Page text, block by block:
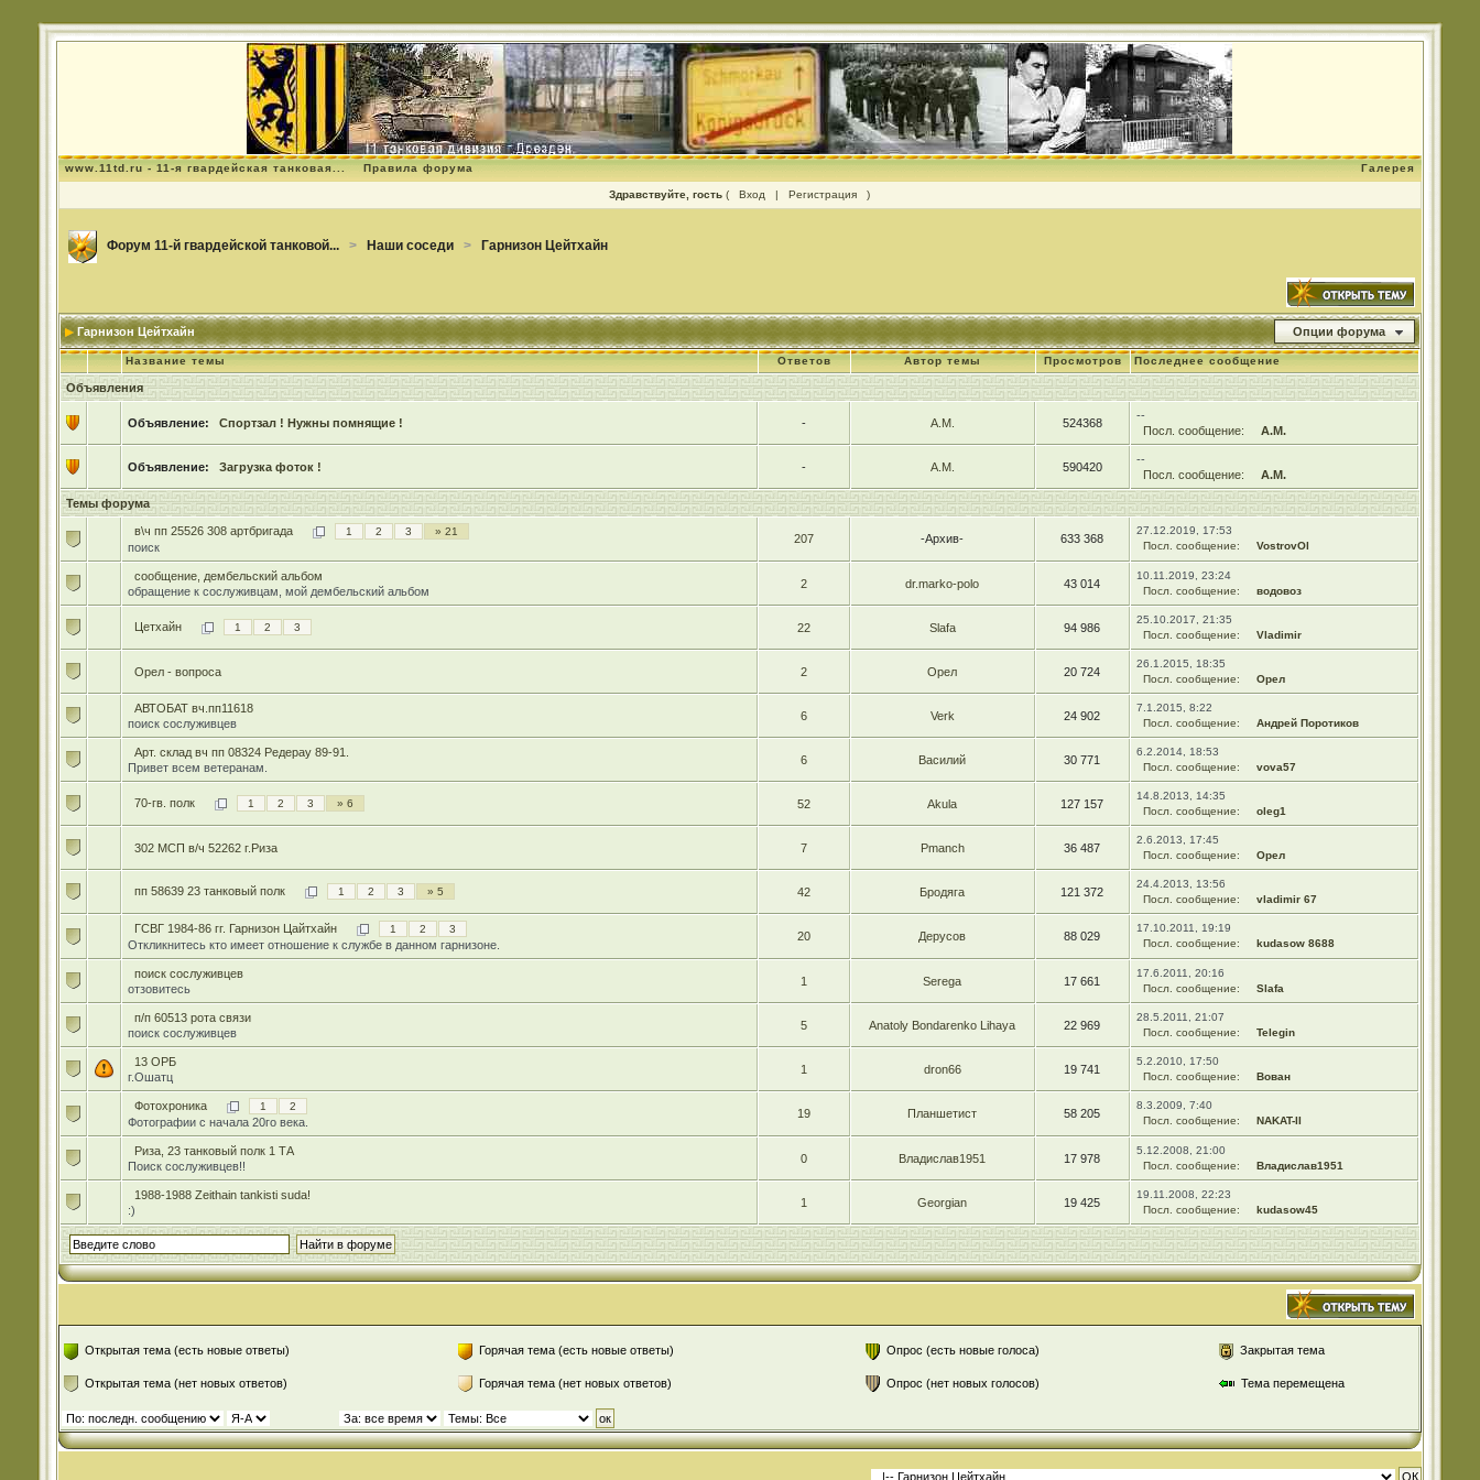
www.11td.ru - 11-я гвардейская танковая... Правила форума Галерея
Здравствуйте, гость ( Вход | Регистрация )
Форум 11-й гвардейской танковой... > Наши соседи > Гарнизон Цейтхайн
Гарнизон Цейтхайн Опции форума
Название темы Ответов Автор темы Просмотров Последнее сообщение
Объявления
Объявление: Спортзал ! Нужны помнящие ! - А.М. 524368
--
Посл. сообщение:
А.М.
Объявление: Загрузка фоток ! - А.М. 590420
--
Посл. сообщение:
А.М.
Темы форума
в\ч пп 25526 308 артбригада 1 2 3 » 21
поиск
207 -Архив- 633 368
27.12.2019, 17:53
Посл. сообщение:
VostrovOl
сообщение, дембельский альбом
обращение к сослуживцам, мой дембельский альбом
2 dr.marko-polo 43 014
10.11.2019, 23:24
Посл. сообщение:
водовоз
Цетхайн 1 2 3 22 Slafa 94 986
25.10.2017, 21:35
Посл. сообщение:
Vladimir
Орел - вопроса 2 Орел 20 724
26.1.2015, 18:35
Посл. сообщение:
Орел
АВТОБАТ вч.пп11618
поиск сослуживцев
6 Verk 24 902
7.1.2015, 8:22
Посл. сообщение:
Андрей Поротиков
Арт. склад вч пп 08324 Редерау 89-91.
Привет всем ветеранам.
6 Василий 30 771
6.2.2014, 18:53
Посл. сообщение:
vova57
70-гв. полк 1 2 3 » 6 52 Akula 127 157
14.8.2013, 14:35
Посл. сообщение:
oleg1
302 МСП в/ч 52262 г.Риза 7 Pmanch 36 487
2.6.2013, 17:45
Посл. сообщение:
Орел
пп 58639 23 танковый полк 1 2 3 » 5 42 Бродяга 121 372
24.4.2013, 13:56
Посл. сообщение:
vladimir 67
ГСВГ 1984-86 гг. Гарнизон Цайтхайн 1 2 3
Откликнитесь кто имеет отношение к службе в данном гарнизоне.
20 Дерусов 88 029
17.10.2011, 19:19
Посл. сообщение:
kudasow 8688
поиск сослуживцев
отзовитесь
1 Serega 17 661
17.6.2011, 20:16
Посл. сообщение:
Slafa
п/п 60513 рота связи
поиск сослуживцев
5 Anatoly Bondarenko Lihaya 22 969
28.5.2011, 21:07
Посл. сообщение:
Telegin
13 ОРБ
г.Ошатц
1 dron66 19 741
5.2.2010, 17:50
Посл. сообщение:
Вован
Фотохроника 1 2
Фотографии с начала 20го века.
19 Планшетист 58 205
8.3.2009, 7:40
Посл. сообщение:
NAKAT-II
Риза, 23 танковый полк 1 ТА
Поиск сослуживцев!!
0 Владислав1951 17 978
5.12.2008, 21:00
Посл. сообщение:
Владислав1951
1988-1988 Zeithain tankisti suda!
:)
1 Georgian 19 425
19.11.2008, 22:23
Посл. сообщение:
kudasow45
Открытая тема (есть новые ответы)
Открытая тема (нет новых ответов)
Горячая тема (есть новые ответы)
Горячая тема (нет новых ответов)
Опрос (есть новые голоса)
Опрос (нет новых голосов)
Закрытая тема
Тема перемещена